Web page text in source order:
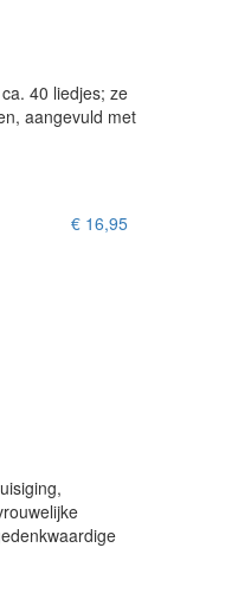
40 liedjes; ze
aangevuld met
€ 16,95